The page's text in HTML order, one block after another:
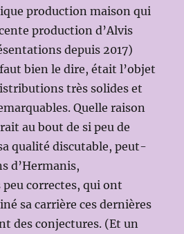
production maison qui
production d’Alvis
depuis 2017)
bien le dire, était l’objet
très solides et
Quelle raison
au bout de si peu de
qualité discutable, peut-
d’Hermanis,
correctes, qui ont
sa carrière ces dernières
des conjectures. (Et un